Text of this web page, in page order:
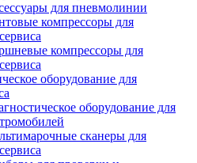
для пневмолинии
компрессоры для
компрессоры для
оборудование для
оборудование для
сканеры для